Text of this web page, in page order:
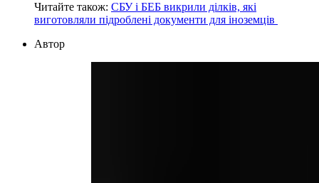
Читайте також: СБУ і БЕБ викрили ділків, які
виготовляли підроблені документи для іноземців
Автор